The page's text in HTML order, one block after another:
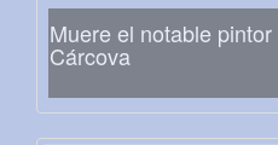
Muere el notable
Cárcova